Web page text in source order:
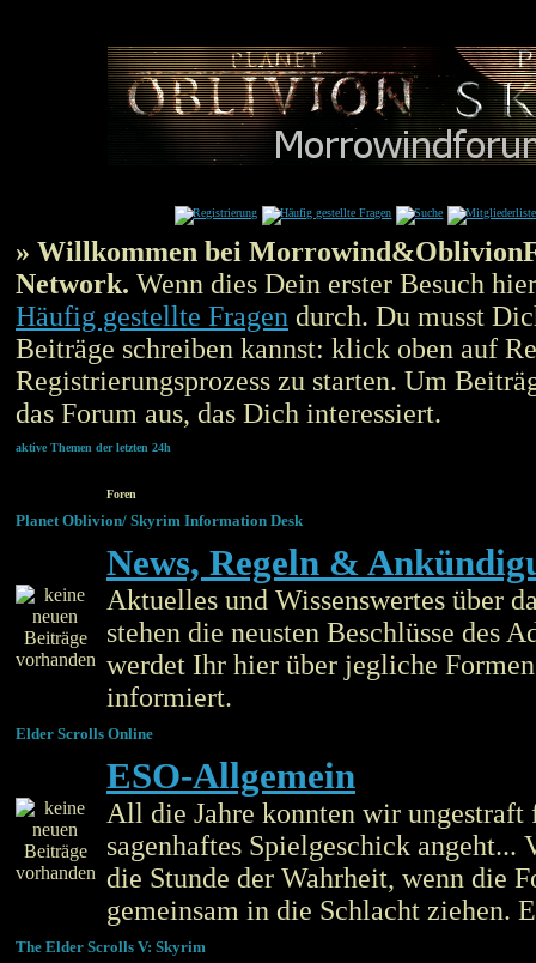
» Willkommen bei
Network. Wenn dies Dein erster Besuch
Häufig gestellte Fragen durch. Du musst
Beiträge schreiben kannst: klick oben auf
Registrierungsprozess zu starten. Um
das Forum aus, das Dich interessiert.
aktive Themen der letzten 24h
Foren
Planet Oblivion/ Skyrim Information Desk
News, Regeln &
Aktuelles und Wissenswertes über
stehen die neusten Beschlüsse des
werdet Ihr hier über jegliche
informiert.
Elder Scrolls Online
ESO-Allgemein
All die Jahre konnten wir ungestraft
sagenhaftes Spielgeschick angeht...
die Stunde der Wahrheit, wenn die
gemeinsam in die Schlacht ziehen.
The Elder Scrolls V: Skyrim